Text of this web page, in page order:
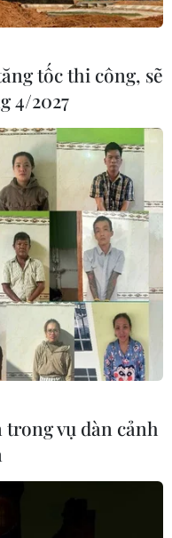
tốc thi công, sẽ
4/2027
trong vụ dàn cảnh